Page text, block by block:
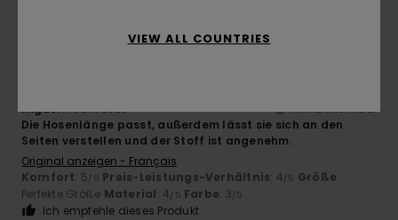
5/5
Miguel11. Juni 2026
Verifizierter Kauf
Die Hosenlänge passt, außerdem lässt sie sich an den
Seiten verstellen und der Stoff ist angenehm.
Original anzeigen - Français
Komfort: 5/5 Preis-Leistungs-Verhältnis: 4/5 Größe:
Perfekte Größe Material: 4/5 Farbe: 3/5
Ich empfehle dieses Produkt
VIEW ALL COUNTRIES